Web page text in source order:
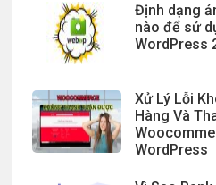
Định dạng
nào để sử
WordPress
Xử Lý Lỗi
Hàng Và
WordPress